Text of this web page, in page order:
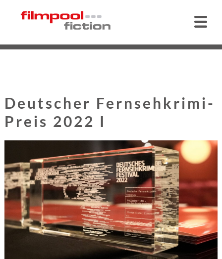
Deutscher Fernsehkrimi-
Preis 2022 I